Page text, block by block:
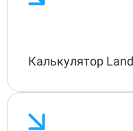
Калькулятор